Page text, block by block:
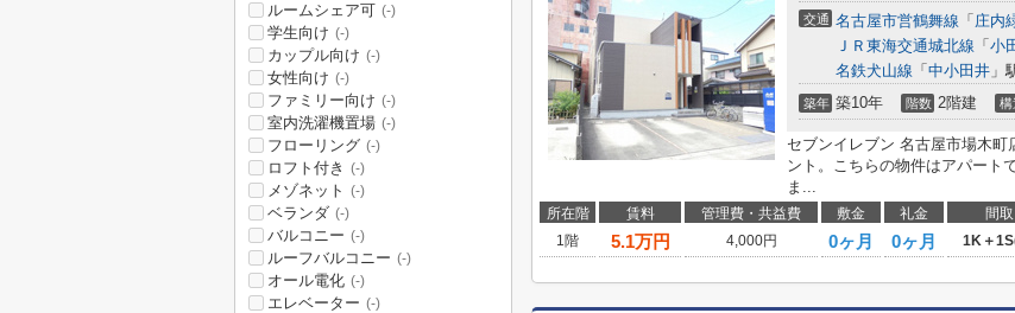
交通 名古屋市営鶴舞線 「 庄内
ＪＲ東海交通城北線 「 小
名鉄犬山線 「 中小田井 」
築年 築10年 階数 2階建 構
セブンイレブン 名古屋市場木
ント。こちらの物件はアパート
ま...
所在階 賃料 管理費・共益費 敷金 礼金 間取
1階
5.1万円 4,000円 0ヶ月 0ヶ月 1K＋
ルームシェア可 (-)
学生向け (-)
カップル向け (-)
女性向け (-)
ファミリー向け (-)
室内洗濯機置場 (-)
フローリング (-)
ロフト付き (-)
メゾネット (-)
ベランダ (-)
バルコニー (-)
ルーフバルコニー (-)
オール電化 (-)
エレベーター (-)